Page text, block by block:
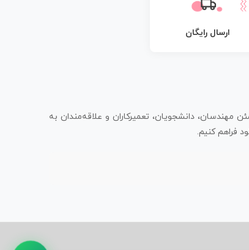
ارسال رایگان
مهندسان، دانشجویان، تعمیرکاران و علاقه‌مندان به
فراهم کنیم.